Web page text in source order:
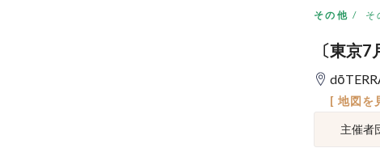
その他 そ
〔東京
[ 地図を
主催者